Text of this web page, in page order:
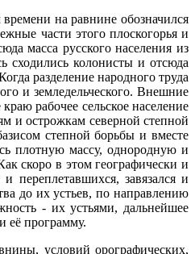
на равнине обозначился
части этого плоскогорья и
масса русского населения из
сходились колонисты и отсюда
разделение народного труда
и земледельческого. Внешние
рабочее сельское население
и острожкам северной степной
степной борьбы и вместе
плотную массу, однородную и
скоро в этом географически и
переплетавшихся, завязался и
до их устьев, по направлению
- их устьями, дальнейшее
её программу.
условий орографических,